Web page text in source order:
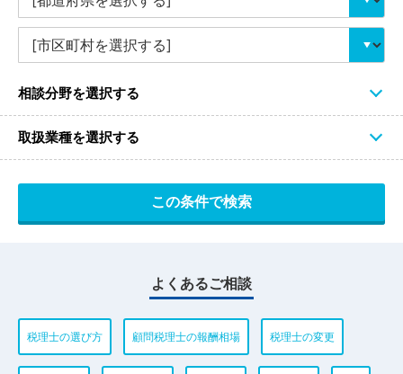
相談分野を選択する
取扱業種を選択する
よくあるご相談
税理士の選び方 顧問税理士の報酬相場 税理士の変更